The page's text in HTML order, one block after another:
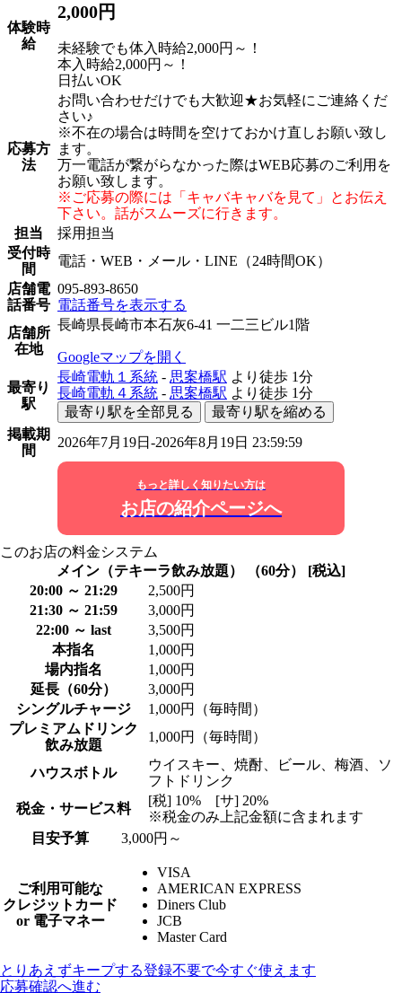
体験時
給
2,000円
未経験でも体入時給2,000円～！
本入時給2,000円～！
日払いOK
応募方
法
お問い合わせだけでも大歓迎★お気軽にご連絡くだ
さい♪
※不在の場合は時間を空けておかけ直しお願い致し
ます。
万一電話が繋がらなかった際はWEB応募のご利用を
お願い致します。
※ご応募の際には「キャバキャバを見て」とお伝え
下さい。話がスムーズに行きます。
担当
採用担当
受付時
間
電話・WEB・メール・LINE（24時間OK）
店舗電
話番号
095-893-8650
電話番号を表示する
店舗所
在地
長崎県長崎市本石灰6-41 一二三ビル1階
Googleマップを開く
最寄り
駅
長崎電軌１系統 - 思案橋駅 より徒歩 1分
長崎電軌４系統 - 思案橋駅 より徒歩 1分
最寄り駅を全部見る
最寄り駅を縮める
掲載期
間
2026年7月19日-2026年8月19日 23:59:59
もっと詳しく知りたい方は
お店の紹介ページへ
このお店の料金システム
メイン（テキーラ飲み放題） （60分） [税込]
20:00 ～ 21:29
2,500円
21:30 ～ 21:59
3,000円
22:00 ～ last
3,500円
本指名
1,000円
場内指名
1,000円
延長（60分）
3,000円
シングルチャージ
1,000円（毎時間）
プレミアムドリンク
飲み放題
1,000円（毎時間）
ハウスボトル
ウイスキー、焼酎、ビール、梅酒、ソ
フトドリンク
税金・サービス料
[税] 10% [サ] 20%
※税金のみ上記金額に含まれます
目安予算
3,000円～
ご利用可能な
クレジットカード
or 電子マネー
VISA
AMERICAN EXPRESS
Diners Club
JCB
Master Card
とりあえずキープする登録不要で今すぐ使えます
応募確認へ進む